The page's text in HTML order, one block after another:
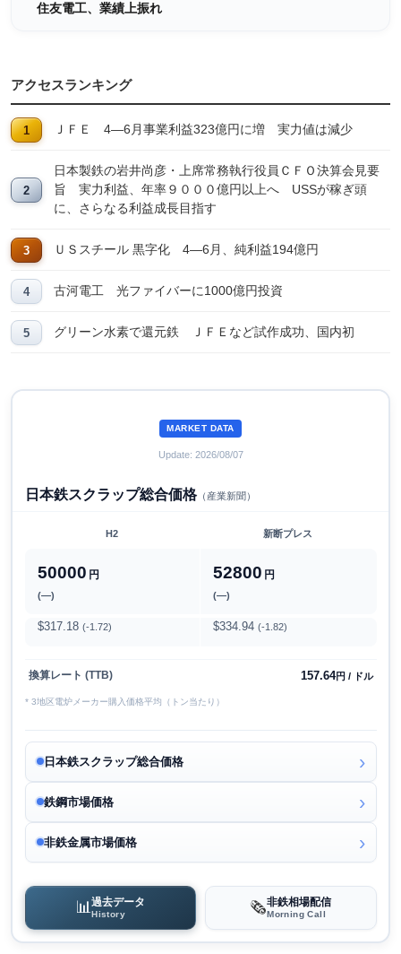
住友電工、業績上振れ
アクセスランキング
ＪＦＥ 4―6月事業利益323億円に増 実力値は減少
日本製鉄の岩井尚彦・上席常務執行役員ＣＦＯ決算会見要
旨 実力利益、年率９０００億円以上へ USSが稼ぎ頭
に、さらなる利益成長目指す
ＵＳスチール 黒字化 4―6月、純利益194億円
古河電工 光ファイバーに1000億円投資
グリーン水素で還元鉄 ＪＦＥなど試作成功、国内初
MARKET DATA
Update: 2026/08/07
日本鉄スクラップ総合価格（産業新聞）
H2 新断プレス
50000 円
(―)
52800 円
(―)
$317.18 (-1.72) $334.94 (-1.82)
換算レート (TTB) 157.64円 / ドル
* 3地区電炉メーカー購入価格平均（トン当たり）
日本鉄スクラップ総合価格
鉄鋼市場価格
非鉄金属市場価格
📊過去データ
History 🗞️非鉄相場配信
Morning Call